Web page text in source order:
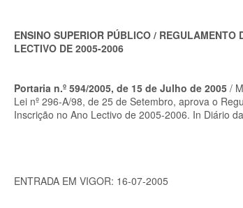
ENSINO SUPERIOR PÚBLICO /
LECTIVO DE 2005-2006
Portaria n.º 594/2005, de 15 de Julho de 2005 /
Lei nº 296-A/98, de 25 de Setembro, aprova o
Inscrição no Ano Lectivo de 2005-2006. In Diário
ENTRADA EM VIGOR: 16-07-2005